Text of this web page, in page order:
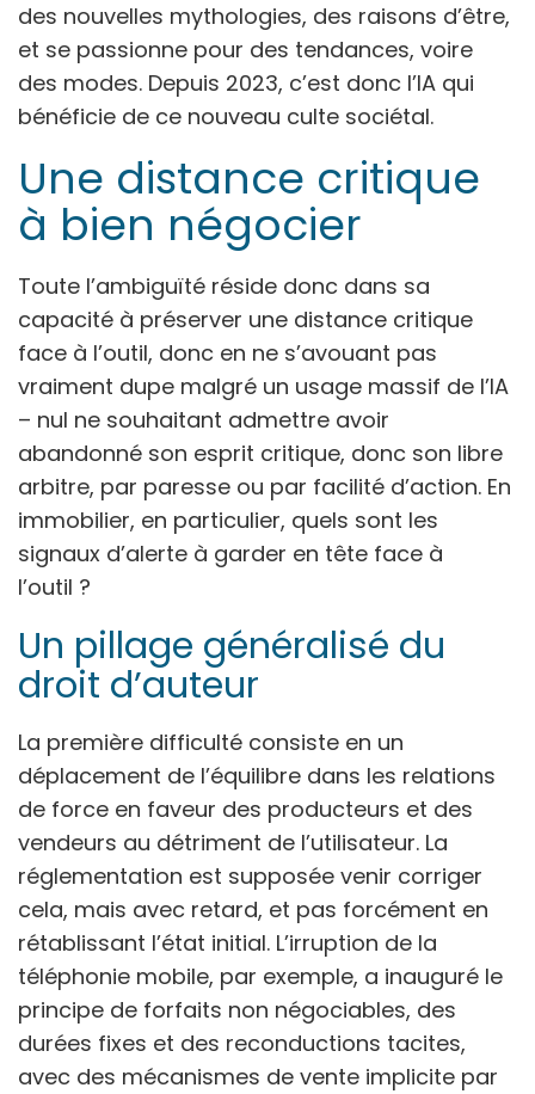
des nouvelles mythologies, des raisons d’être,
et se passionne pour des tendances, voire
des modes. Depuis 2023, c’est donc l’IA qui
bénéficie de ce nouveau culte sociétal.
Une distance critique
à bien négocier
Toute l’ambiguïté réside donc dans sa
capacité à préserver une distance critique
face à l’outil, donc en ne s’avouant pas
vraiment dupe malgré un usage massif de l’IA
– nul ne souhaitant admettre avoir
abandonné son esprit critique, donc son libre
arbitre, par paresse ou par facilité d’action. En
immobilier, en particulier, quels sont les
signaux d’alerte à garder en tête face à
l’outil ?
Un pillage généralisé du
droit d’auteur
La première difficulté consiste en un
déplacement de l’équilibre dans les relations
de force en faveur des producteurs et des
vendeurs au détriment de l’utilisateur. La
réglementation est supposée venir corriger
cela, mais avec retard, et pas forcément en
rétablissant l’état initial. L’irruption de la
téléphonie mobile, par exemple, a inauguré le
principe de forfaits non négociables, des
durées fixes et des reconductions tacites,
avec des mécanismes de vente implicite par